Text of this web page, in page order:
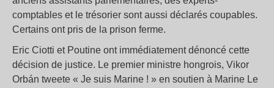
comptables et le trésorier sont aussi déclarés coupables.
Certains ont pris de la prison ferme.
Eric Ciotti et Poutine ont immédiatement dénoncé cette
décision de justice. Le premier ministre hongrois, Vikor
Orbán tweete « Je suis Marine ! » en soutien à Marine Le